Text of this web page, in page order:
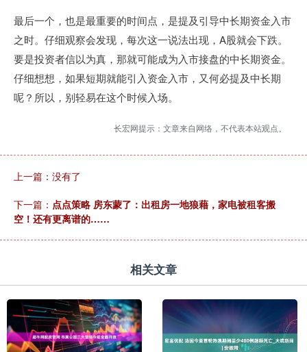
最后一个，也是最重要的时间点，是提及引导中长期资金入市
之时。仔细观察会发现，每次这一说法出现，A股就会下跌。
要是投资者信以为真，那就可能成为入市接盘的中长期资金。
仔细想想，如果短期就能引入资金入市，又何必提及中长期
呢？所以，别轻易在这个时候入场。
长宏网提示：文章来自网络，不代表本站观点。
上一篇：没有了
下一篇： 点点策略 房东蒙了：出租房一地狼藉，家电被租客搬
空！还有更离谱的……
相关文章